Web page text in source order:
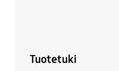
Tuotetuki